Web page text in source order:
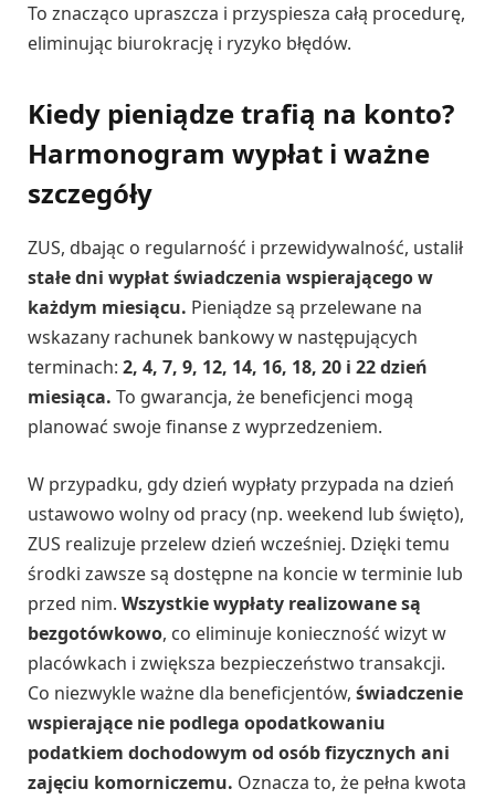
To znacząco upraszcza i przyspiesza całą procedurę,
eliminując biurokrację i ryzyko błędów.
Kiedy pieniądze trafią na konto?
Harmonogram wypłat i ważne
szczegóły
ZUS, dbając o regularność i przewidywalność, ustalił
stałe dni wypłat świadczenia wspierającego w
każdym miesiącu. Pieniądze są przelewane na
wskazany rachunek bankowy w następujących
terminach: 2, 4, 7, 9, 12, 14, 16, 18, 20 i 22 dzień
miesiąca. To gwarancja, że beneficjenci mogą
planować swoje finanse z wyprzedzeniem.
W przypadku, gdy dzień wypłaty przypada na dzień
ustawowo wolny od pracy (np. weekend lub święto),
ZUS realizuje przelew dzień wcześniej. Dzięki temu
środki zawsze są dostępne na koncie w terminie lub
przed nim. Wszystkie wypłaty realizowane są
bezgotówkowo, co eliminuje konieczność wizyt w
placówkach i zwiększa bezpieczeństwo transakcji.
Co niezwykle ważne dla beneficjentów, świadczenie
wspierające nie podlega opodatkowaniu
podatkiem dochodowym od osób fizycznych ani
zajęciu komorniczemu. Oznacza to, że pełna kwota